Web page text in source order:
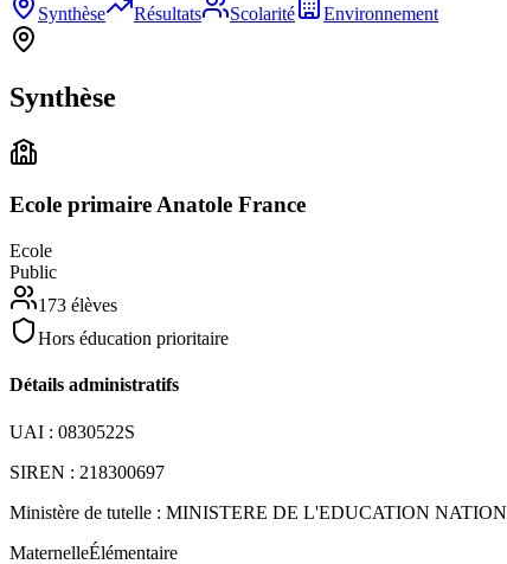
Synthèse
Résultats Scolarité Environnement
Synthèse
Ecole primaire Anatole France
Ecole
Public
173 élèves
Hors éducation prioritaire
Détails administratifs
UAI : 0830522S
SIREN : 218300697
Ministère de tutelle : MINISTERE DE L'EDUCATION
MaternelleÉlémentaire